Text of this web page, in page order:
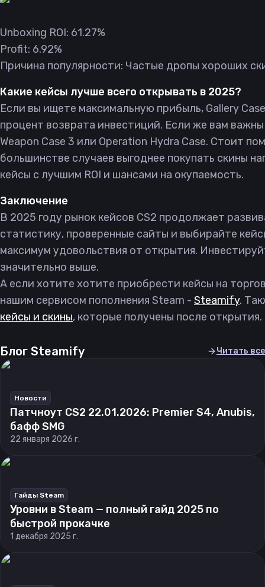
Unboxing ROI: 61.27%
Profit: 6.92%
Причина популярности: Частые дропы хороших
Какие кейсы лучше всего открывать в 2025?
Если вы ищете максимальную прибыль, Gallery
процент возврата инвестиций. Если же вам
Weapon Case 3 или Operation Hydra Case. Стоит
большинстве случаев выгоднее покупать скины
кейсы с лучшим ROI и шансами на окупаемость.
Заключение
В 2025 году рынок кейсов CS2 продолжает
статистику, проверенные сайты и выбирайте
максимум удовольствия от открытия.
значительно выше.
А если хотите хотите приобрести кейсы на
нашим сервисом пополнения Steam - Steamify.
кейсы и скины, которые получены после открытия.
Блог Steamify Читать все
Новости
Патчноут CS2 22.01.2026: Premier S4, Anubis,
бафф SMG
22 января 2026 г.
Гайды Steam
Уровни в Steam — полный гайд 2025 по
быстрой прокачке
1 декабря 2025 г.